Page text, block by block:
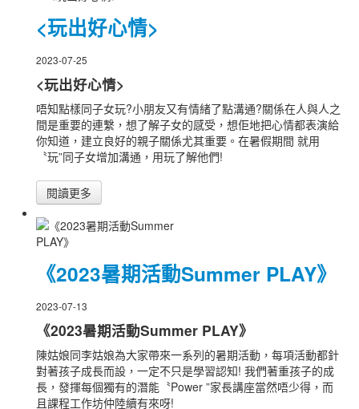
<玩出好心情>
2023-07-25
<玩出好心情>
唔知點樣同子女玩?小朋友又有情緒了點溝通?關係在人與人之
間是重要的連繫，想了解子女的感受，想佢地把心情都表演給
你知道，建立良好的親子關係尤其重要。在暑假期間 就用
〝玩”同子女增加溝通，用玩了解他們!
閱讀更多
《2023暑期活動Summer PLAY》
2023-07-13
《2023暑期活動Summer PLAY》
陳姑娘同李姑娘為大家帶來一系列的暑期活動，每項活動都針
對著孩子成長而設，一定不只是學習認知! 我們著重孩子的成
長，發揮每個獨有的潛能〝Power ”家長講座當然唔少得，而
且課程工作坊仲陸續有來呀!